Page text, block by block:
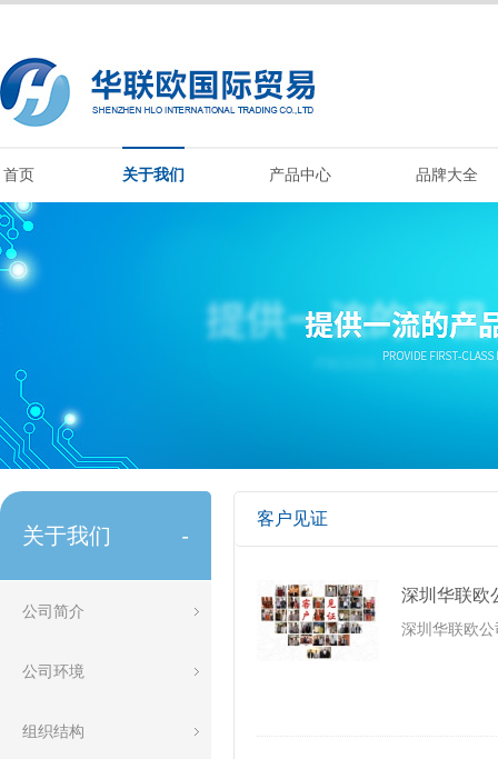
首页 关于我们 产品中心 品牌大全
关于我们 -
公司简介
公司环境
组织结构
客户见证
深圳华联欧
深圳华联欧